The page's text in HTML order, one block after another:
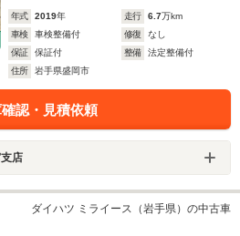
年式 2019年 走行 6.7万km
車検
車検整備付 修復
なし
保証
保証付 整備
法定整備付
住所
岩手県盛岡市
認・見積依頼
店
ダイハツ ミライース（岩手県）の中古車